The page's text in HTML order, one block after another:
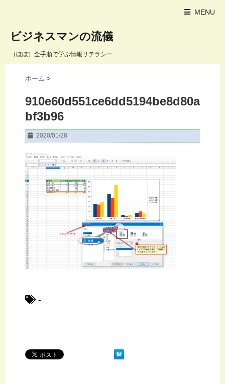
MENU
ビジネスマンの流儀
（ほぼ）全手順で学ぶ情報リテラシー
ホーム >
910e60d551ce6dd5194be8d80a
bf3b96
2020/01/28
-